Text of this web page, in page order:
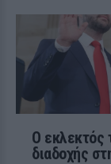
Ο εκλεκτός
διαδοχής